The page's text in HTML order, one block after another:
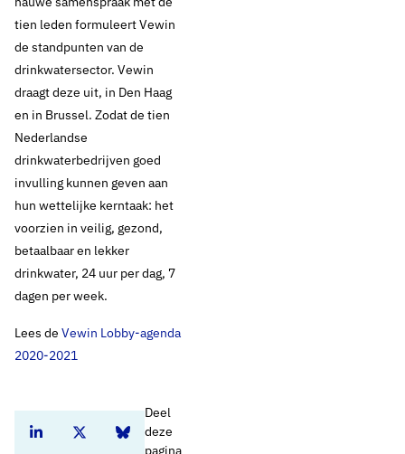
tien leden formuleert Vewin
de standpunten van de
drinkwatersector. Vewin
draagt deze uit, in Den Haag
en in Brussel. Zodat de tien
Nederlandse
drinkwaterbedrijven goed
invulling kunnen geven aan
hun wettelijke kerntaak: het
voorzien in veilig, gezond,
betaalbaar en lekker
drinkwater, 24 uur per dag, 7
dagen per week.
Lees de Vewin Lobby-agenda
2020-2021
Deel
deze
pagina
Deel dit artikel op Linkedin
Deel dit artikel op Twitter
Deel dit artikel op Bluesky